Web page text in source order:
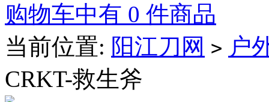
购物车中有 0 件商品
当前位置: 阳江刀网 > 户
CRKT-救生斧